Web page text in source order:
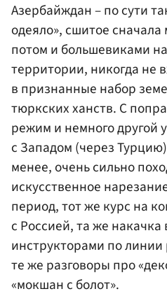
Азербайждан – по сути
одеяло», сшитое
потом и большевиками
территории, никогда не
в признанные набор
тюркских ханств. С
режим и немного другой
с Западом (через
менее, очень сильно
искусственное
период, тот же курс на
с Россией, та же
инструкторами по
те же разговоры про
«мокшан с болот».